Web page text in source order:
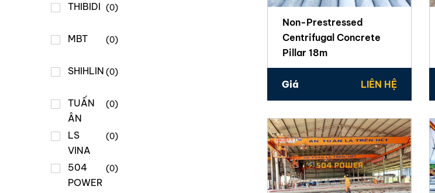
THIBIDI (0)
MBT (0)
SHIHLIN (0)
TUẤN
ÂN
(0)
LS
VINA
(0)
504
POWER
(0)
Non-Prestressed
Centrifugal Concrete
Pillar 18m
Giá LIÊN HỆ